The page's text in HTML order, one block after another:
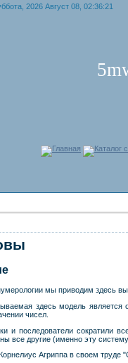
2026 Август 08, 02:36:21
Главная Каталог
мы приводим здесь
здесь модель
чисел.
и последователи сократили
все другие (именно эту
Агриппа в своем